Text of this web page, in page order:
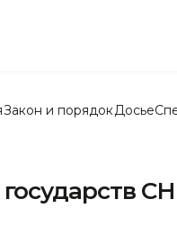
Закон и порядок Досье